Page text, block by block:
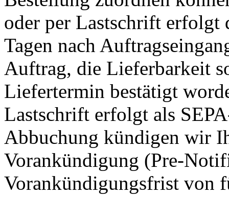
oder per Lastschrift erfolgt
Tagen nach
Auftrag, die Lieferbarkeit
Liefertermin bestätigt
Lastschrift erfolgt als
Abbuchung kündigen wir
Vorankündigung (Pre-
Vorankündigungsfrist von